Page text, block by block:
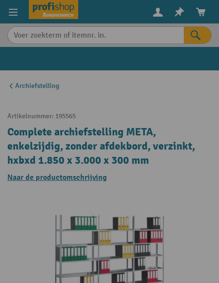
content
Archiefstelling
Artikelnummer: 195565
Complete archiefstelling META,
enkelzijdig, zonder afdekbord, verzinkt,
hxbxd 1.850 x 3.000 x 300 mm
Naar de productomschrijving